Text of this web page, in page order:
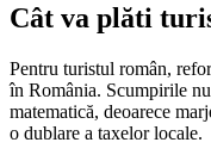
Cât va plăti
Pentru turistul român,
în România. Scumpirile
matematică, deoarece
o dublare a taxelor locale.